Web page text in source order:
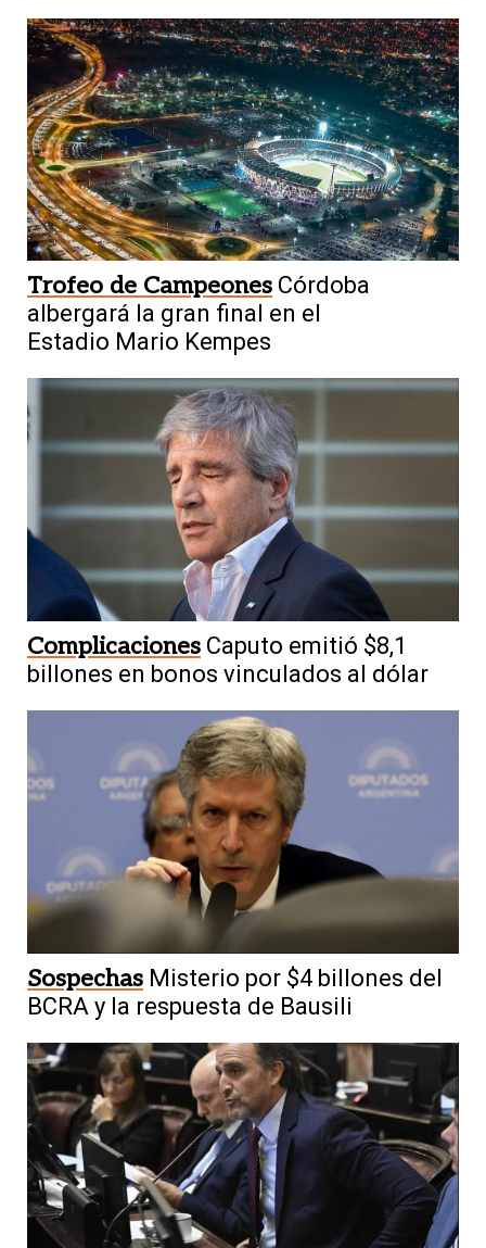
Trofeo de Campeones Córdoba
albergará la gran final en el
Estadio Mario Kempes
Complicaciones Caputo emitió $8,1
billones en bonos vinculados al dólar
Sospechas Misterio por $4 billones del
BCRA y la respuesta de Bausili